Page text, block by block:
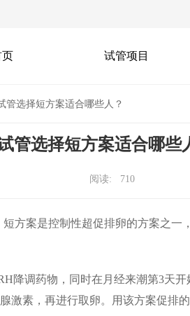
页 试管项目
管选择短方案适合哪些人？
管选择短方案适合哪些
阅读: 710
方案是控制性超促排卵的方案之一
降调药物，同时在月经来潮第3天
激素，再进行取卵。用该方案促排的